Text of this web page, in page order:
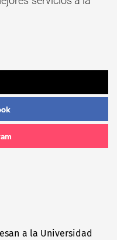
a la Universidad